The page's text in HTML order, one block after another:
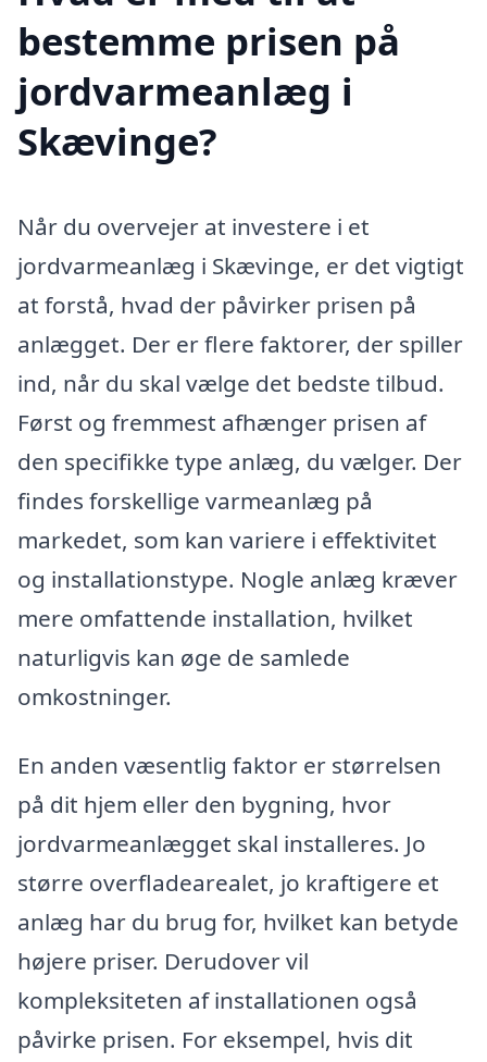
bestemme prisen på
jordvarmeanlæg i
Skævinge?
Når du overvejer at investere i et
jordvarmeanlæg i Skævinge, er det vigtigt
at forstå, hvad der påvirker prisen på
anlægget. Der er flere faktorer, der spiller
ind, når du skal vælge det bedste tilbud.
Først og fremmest afhænger prisen af
den specifikke type anlæg, du vælger. Der
findes forskellige varmeanlæg på
markedet, som kan variere i effektivitet
og installationstype. Nogle anlæg kræver
mere omfattende installation, hvilket
naturligvis kan øge de samlede
omkostninger.
En anden væsentlig faktor er størrelsen
på dit hjem eller den bygning, hvor
jordvarmeanlægget skal installeres. Jo
større overfladearealet, jo kraftigere et
anlæg har du brug for, hvilket kan betyde
højere priser. Derudover vil
kompleksiteten af installationen også
påvirke prisen. For eksempel, hvis dit